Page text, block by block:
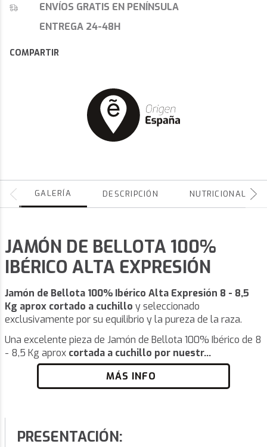
ENVÍOS GRATIS EN PENÍNSULA
ENTREGA 24-48H
COMPARTIR
GALERÍA DESCRIPCIÓN NUTRICIONALES
JAMÓN DE BELLOTA 100%
IBÉRICO ALTA EXPRESIÓN
Jamón de Bellota 100% Ibérico Alta Expresión 8 - 8,5
Kg aprox cortado a cuchillo y seleccionado
exclusivamente por su equilibrio y la pureza de la raza.
Una excelente pieza de Jamón de Bellota 100% Ibérico de 8
- 8,5 Kg aprox cortada a cuchillo por nuestr...
MÁS INFO
PRESENTACIÓN: